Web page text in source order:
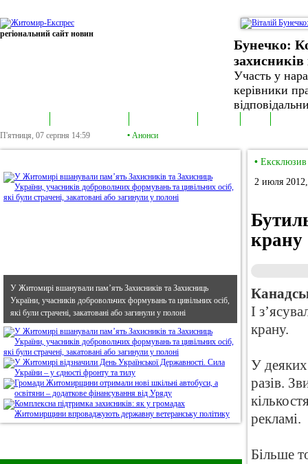
регіональний сайт новин
Бунечко:
захисників
Участь у
керівники
П'ятниця, 07 серпня 14:59 • Анонси
У Житомирі вшанували пам’ять Захисників та Захисниць
України, учасників добровольчих формувань та цивільних осіб,
які були страчені, закатовані або загинули у полоні
• Ексклюзив
2 июля
крану
І
крану.
У
разів.
рекламі.
Більше